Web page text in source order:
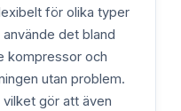
för olika typer
det bland
kompressor och
utan problem.
gör att även